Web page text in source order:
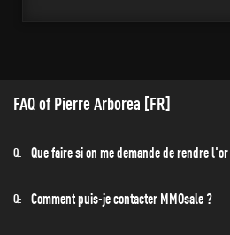
FAQ of Pierre Arborea [FR]
Q: Que faire si on me demande de rendre
Q: Comment puis-je contacter MMOsale ?